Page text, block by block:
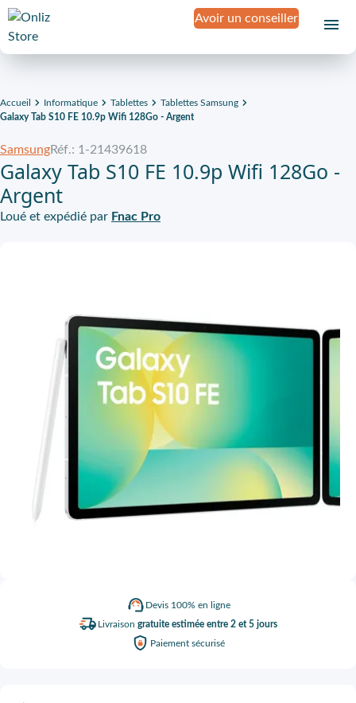
Avoir un conseiller
Accueil Informatique Tablettes
Tablettes Samsung
Galaxy Tab S10 FE 10.9p Wifi 128Go - Argent
Devis 100% en ligne
Livraison gratuite estimée entre 2 et 5 jours
Paiement sécurisé
SamsungRéf.: 1-21439618
Galaxy Tab S10 FE 10.9p Wifi 128Go -
Argent
Loué et expédié par Fnac Pro